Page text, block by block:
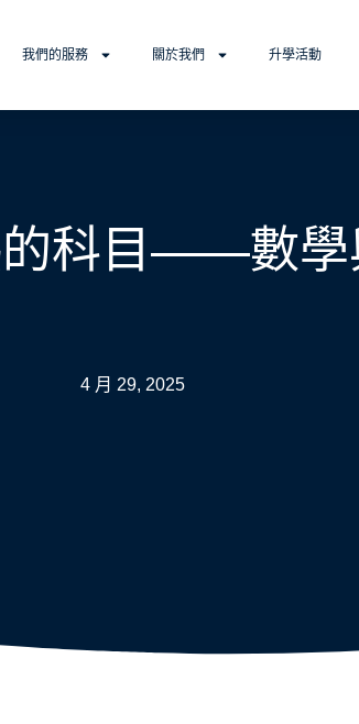
我們的服務 關於我們 升學活動
科目——數學
4 月 29, 2025